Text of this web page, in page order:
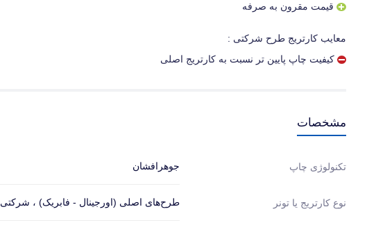
قیمت مقرون به صرفه
معایب کارتریج طرح شرکتی :
کیفیت چاپ پایین تر نسبت به کارتریج اصلی
مشخصات
تکنولوژی چاپ جوهرافشان
نوع کارتریج یا تونر طرح‌های اصلی (اورجینال - فابریک) ، شرکتی